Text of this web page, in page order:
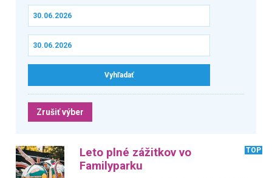
Zrušiť výber
Leto plné zážitkov vo
Familyparku
TOP